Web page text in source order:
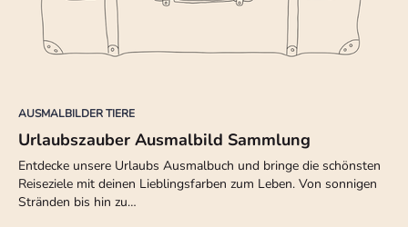
AUSMALBILDER TIERE
Urlaubszauber Ausmalbild Sammlung
Entdecke unsere Urlaubs Ausmalbuch und bringe die schönsten
Reiseziele mit deinen Lieblingsfarben zum Leben. Von sonnigen
Stränden bis hin zu…